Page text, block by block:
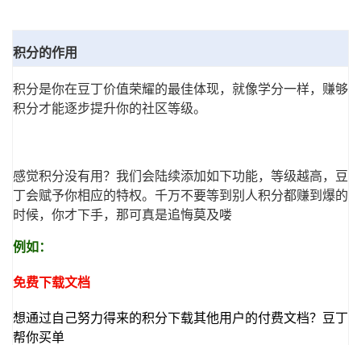
坛
圈
的
播
我
活
的
我
开
发
的
Programs
我
的
积分的作用
积分是你在豆丁价值荣耀的最佳体现，就像学分一样，赚够
积分才能逐步提升你的社区等级。
感觉积分没有用？我们会陆续添加如下功能，等级越高，豆
丁会赋予你相应的特权。千万不要等到别人积分都赚到爆的
时候，你才下手，那可真是追悔莫及喽
例如：
免费下载文档
想通过自己努力得来的积分下载其他用户的付费文档？豆丁
帮你买单